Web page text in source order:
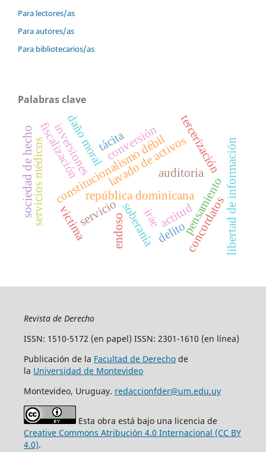
Para lectores/as
Para autores/as
Para bibliotecarios/as
Palabras clave
constitucionalismo débil
república dominicana
fiscalización auditoria
soberanía pensamiento
actitud libertad de información
lavado de activos
delito
daño moral
servicios médicosinversiones
sociedad de hecho
irae
tercerización
conversión
tácita
concordatos
servicio
endoso
victima
Revista de Derecho
ISSN: 1510-5172 (en papel) ISSN: 2301-1610 (en línea)
Publicación de la Facultad de Derechode
la Universidad de Montevideo
Montevideo, Uruguay. redaccionfder@um.edu.uy
Esta obra está bajo una licencia de
Creative Commons Atribución 4.0 Internacional (CC BY
4.0).